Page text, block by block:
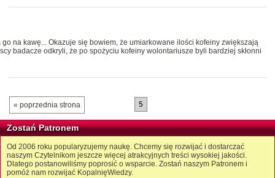
na kawę... Okazuje się bowiem, że umiarkowane ilości kofeiny zwiększają
badacze odkryli, że po spożyciu kofeiny wolontariusze byli bardziej skłonni
« poprzednia strona 5
Zostań Patronem
Od 2006 roku popularyzujemy naukę. Chcemy się rozwijać i dostarczać
naszym Czytelnikom jeszcze więcej atrakcyjnych treści wysokiej jakości.
Dlatego postanowiliśmy poprosić o wsparcie. Zostań naszym Patronem i
pomóż nam rozwijać KopalnięWiedzy.